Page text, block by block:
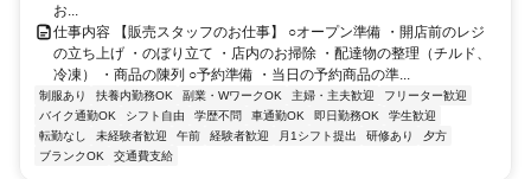
お...
仕事内容 【販売スタッフのお仕事】 ○オープン準備 ・開店前のレジ
の立ち上げ ・のぼり立て ・店内のお掃除 ・配達物の整理（チルド、
冷凍） ・商品の陳列 ○予約準備 ・当日の予約商品の準...
制服あり 扶養内勤務OK 副業・WワークOK 主婦・主夫歓迎
フリーター歓迎
バイク通勤OK
シフト自由 学歴不問 車通勤OK 即日勤務OK
学生歓迎
転勤なし
未経験者歓迎 午前 経験者歓迎 月1シフト提出 研修あり
夕方
ブランクOK
交通費支給